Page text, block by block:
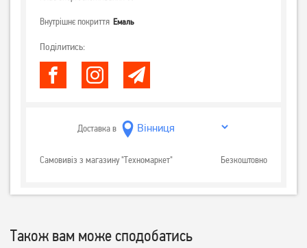
Внутрішнє покриття Емаль
Поділитись:
Доставка в
Самовивіз з магазину "Техномаркет" Безкоштовно
Також вам може сподобатись